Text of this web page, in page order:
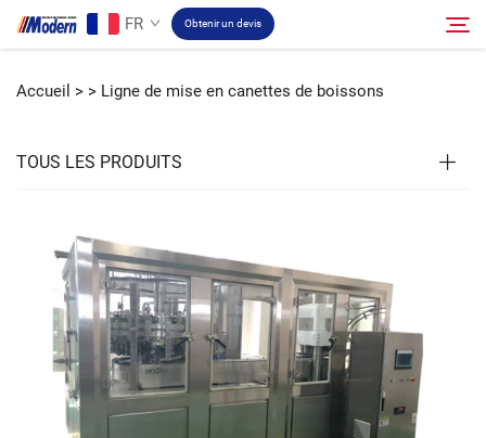
FR Obtenir un devis
À propos
Vidéo
Contact
Accueil > > Ligne de mise en canettes de boissons
TOUS LES PRODUITS